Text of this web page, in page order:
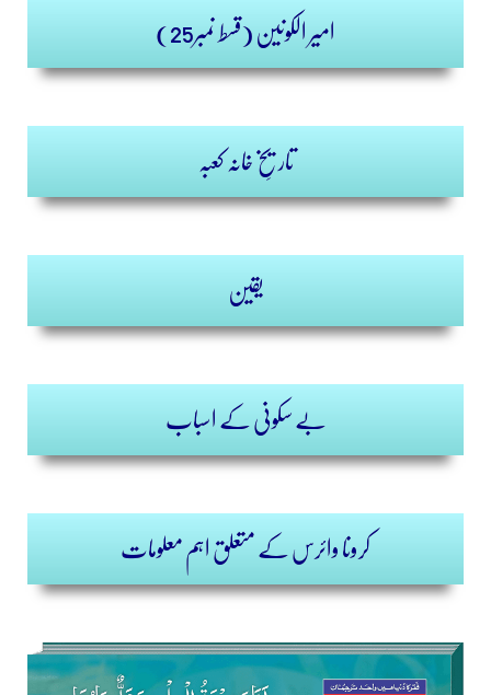
امیر الکونین (قسط نمبر25)
تاریخِ خانہ کعبہ
یقین
بے سکونی کے اسباب
کرونا وائرس کے متعلق اہم معلومات